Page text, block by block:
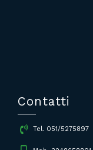
Contatti
Tel. 051/5275897